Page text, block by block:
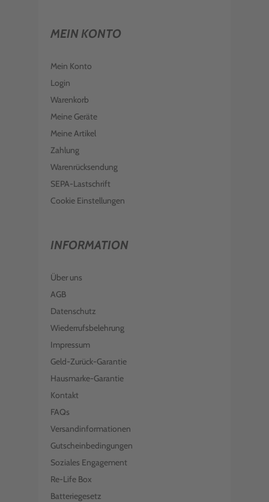
MEIN KONTO
Mein Konto
Login
Warenkorb
Meine Geräte
Meine Artikel
Zahlung
Warenrücksendung
SEPA-Lastschrift
Cookie Einstellungen
INFORMATION
Über uns
AGB
Datenschutz
Wiederrufsbelehrung
Impressum
Geld-Zurück-Garantie
Hausmarke-Garantie
Kontakt
FAQs
Versandinformationen
Gutscheinbedingungen
Soziales Engagement
Re-Life Box
Batteriegesetz